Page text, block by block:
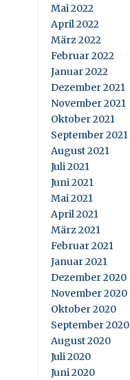
Mai 2022
April 2022
März 2022
Februar 2022
Januar 2022
Dezember 2021
November 2021
Oktober 2021
September 2021
August 2021
Juli 2021
Juni 2021
Mai 2021
April 2021
März 2021
Februar 2021
Januar 2021
Dezember 2020
November 2020
Oktober 2020
September 2020
August 2020
Juli 2020
Juni 2020